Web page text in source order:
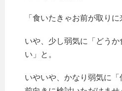
「食いたきゃお前が取りに
いや、少し弱気に「どうか
い」と。
いやいや、かなり弱気に